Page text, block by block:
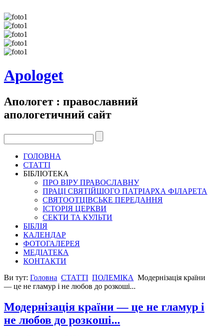
Apologet
Апологет : православний
апологетичний сайт
ГОЛОВНА
СТАТТІ
БІБЛІОТЕКА
ПРО ВІРУ ПРАВОСЛАВНУ
ПРАЦІ СВЯТІЙШОГО ПАТРІАРХА ФІЛАРЕТА
СВЯТООТЦІВСЬКЕ ПЕРЕДАННЯ
ІСТОРІЯ ЦЕРКВИ
СЕКТИ ТА КУЛЬТИ
БІБЛІЯ
КАЛЕНДАР
ФОТОГАЛЕРЕЯ
МЕДІАТЕКА
КОНТАКТИ
Ви тут: Головна СТАТТІ ПОЛЕМІКА Модернізація країни
— це не гламур і не любов до розкоші...
Модернізація країни — це не гламур і
не любов до розкоші...